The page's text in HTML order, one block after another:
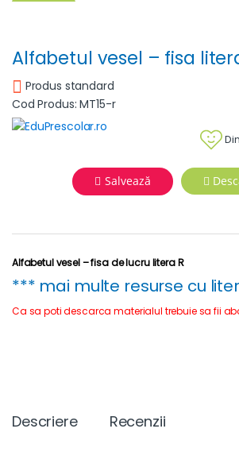
Alfabetul vesel – fisa
Produs standard
Cod Produs: MT15-r
Salvează
Alfabetul vesel – fisa de lucru litera R
*** mai multe resurse cu
Ca sa poti descarca materialul trebuie sa fii
Descriere Recenzii